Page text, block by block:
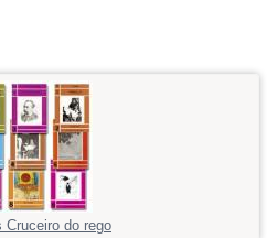
Cruceiro do rego